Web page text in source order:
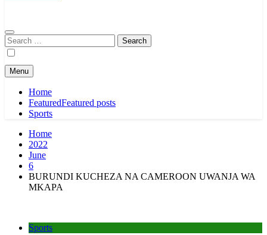
Search
for:
Menu
Home
FeaturedFeatured posts
Sports
Home
2022
June
6
BURUNDI KUCHEZA NA CAMEROON UWANJA WA
MKAPA
Sports